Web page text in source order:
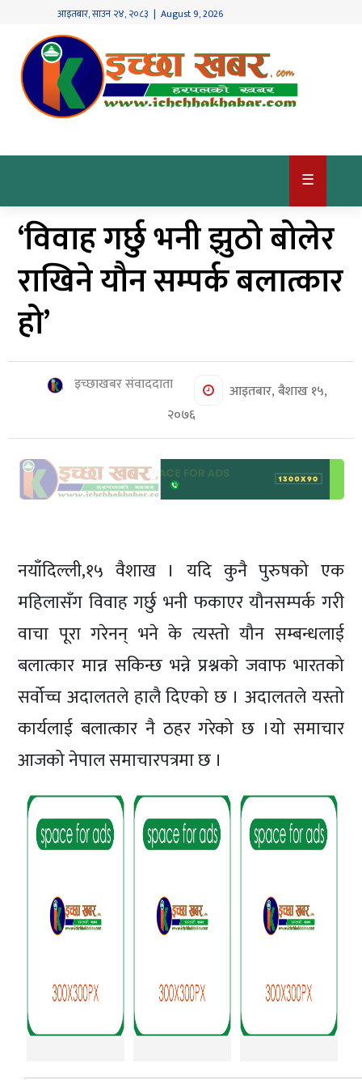
आइतबार,साउन २४, २०८३ | August 9, 2026
गृहपृष्ठ
देश
/
विश्व
खबर
अर्थ
शिक्षा/
स्वास्थ्य
रोचक
खबर
टिभि
युनिकोड
☰
‘विवाह गर्छु भनी झुठो बोलेर
राखिने यौन सम्पर्क बलात्कार
हो’
इच्छाखबर संवाददाता
आइतबार, बैशाख १५,
२०७६
नयाँदिल्ली,१५ वैशाख । यदि कुनै पुरुषको एक
महिलासँग विवाह गर्छु भनी फकाएर यौनसम्पर्क गरी
वाचा पूरा गरेनन् भने के त्यस्तो यौन सम्बन्धलाई
बलात्कार मान्न सकिन्छ भन्ने प्रश्नको जवाफ भारतको
सर्वोच्च अदालतले हालै दिएको छ । अदालतले यस्तो
कार्यलाई बलात्कार नै ठहर गरेको छ ।यो समाचार
आजको नेपाल समाचारपत्रमा छ ।